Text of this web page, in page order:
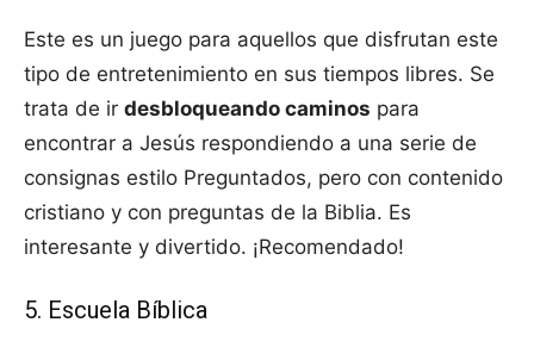
Este es un juego para aquellos que disfrutan este
tipo de entretenimiento en sus tiempos libres. Se
trata de ir desbloqueando caminos para
encontrar a Jesús respondiendo a una serie de
consignas estilo Preguntados, pero con contenido
cristiano y con preguntas de la Biblia. Es
interesante y divertido. ¡Recomendado!
5. Escuela Bíblica